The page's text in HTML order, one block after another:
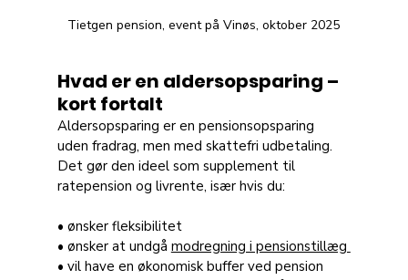
Tietgen pension, event på Vinøs, oktober 2025
Hvad er en aldersopsparing –
kort fortalt
Aldersopsparing er en pensionsopsparing
uden fradrag, men med skattefri udbetaling.
Det gør den ideel som supplement til
ratepension og livrente, især hvis du:
• ønsker fleksibilitet
• ønsker at undgå modregning i pensionstillæg
• vil have en økonomisk buffer ved pension